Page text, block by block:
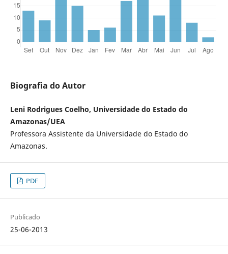
Biografia do Autor
Leni Rodrigues Coelho, Universidade do Estado do
Amazonas/UEA
Professora Assistente da Universidade do Estado do
Amazonas.
PDF
Publicado
25-06-2013